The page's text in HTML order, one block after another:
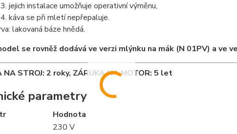
jejich instalace umožňuje operativní výměnu,
káva se při mletí nepřepaluje.
lakovaná báze hnědá.
se rovněž dodává ve verzi mlýnku na mák (N 01PV) a ve
NA STROJ: 2 roky, ZÁRUKA NA MOTOR: 5 let
parametry
Hodnota
230 V